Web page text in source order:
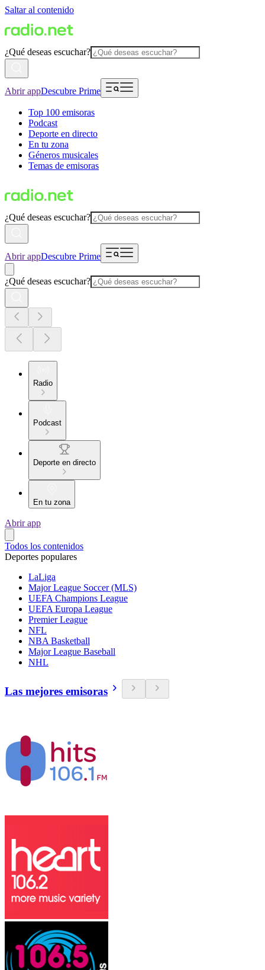
Saltar al contenido
¿Qué deseas escuchar?
Abrir appDescubre Prime
Top 100 emisoras
Podcast
Deporte en directo
En tu zona
Géneros musicales
Temas de emisoras
¿Qué deseas escuchar?
Abrir appDescubre Prime
¿Qué deseas escuchar?
Radio
Podcast
Deporte en directo
En tu zona
Abrir app
Todos los contenidos
Deportes populares
LaLiga
Major League Soccer (MLS)
UEFA Champions League
UEFA Europa League
Premier League
NFL
NBA Basketball
Major League Baseball
NHL
Las mejores emisoras